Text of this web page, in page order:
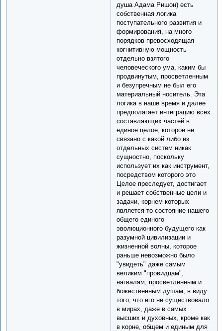
душа Адама Ришон) есть
собственная логика
поступательного развития и
формирования, на много
порядков превосходящая
когнитивную мощность
отдельно взятого
человеческого ума, каким бы
продвинутым, просветленным
и безупречным не был его
материальный носитель. Эта
логика в наше время и далее
предполагает интеграцию всех
составляющих частей в
единое целое, которое не
связано с какой либо из
отдельных систем никак
сущностно, поскольку
использует их как инструмент,
посредством которого это
Целое преследует, достигает
и решает собственные цели и
задачи, корнем которых
является то состояние нашего
общего единого
эволюционного будущего как
разумной цивилизации и
жизненной волны, которое
раньше невозможно было
"увидеть" даже самым
великим "провидцам",
нагвалям, просветленным и
божественным душам, в виду
того, что его не существовало
в мирах, даже в самых
высших и духовных, кроме как
в корне, общем и единым для